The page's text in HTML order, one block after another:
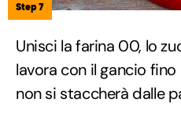
Step 7
Unisci la farina 00, lo
lavora con il gancio
non si staccherà dalle